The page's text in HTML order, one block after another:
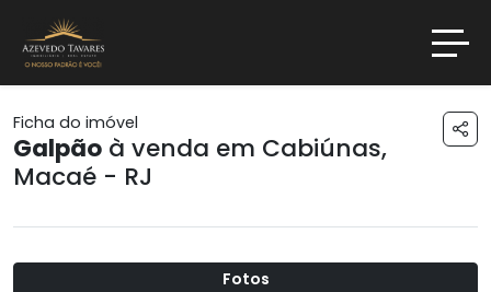
Ficha do imóvel
Galpão à venda em Cabiúnas,
Macaé - RJ
Fotos